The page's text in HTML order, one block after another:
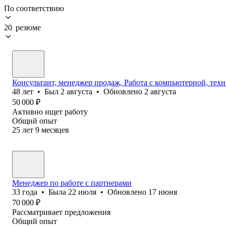
По соответствию
20 резюме
Консультант, менеджер продаж, Работа с компьютерной,
48 лет • Был 2 августа • Обновлено 2 августа
50 000 ₽
Активно ищет работу
Общий опыт
25 лет 9 месяцев
Менеджер по работе с партнерами
33 года • Была 22 июля • Обновлено 17 июня
70 000 ₽
Рассматривает предложения
Общий опыт